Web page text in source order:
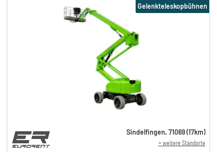
199,00 €
Gelenkteleskopbühnen
Sindelfingen, 71069(17km)
+ weitere Standorte